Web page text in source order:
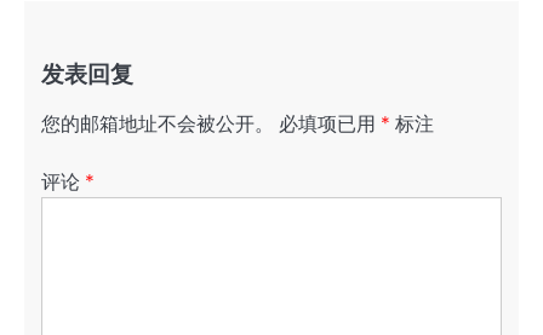
发表回复
您的邮箱地址不会被公开。 必填项已用 * 标注
评论 *